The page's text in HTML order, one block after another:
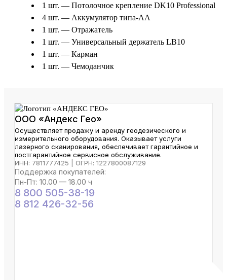
1 шт. — Потолочное крепление DK10 Professional
4 шт. — Аккумулятор типа-АА
1 шт. — Отражатель
1 шт. — Универсальный держатель LB10
1 шт. — Карман
1 шт. — Чемоданчик
ООО «Андекс Гео»
Осуществляет продажу и аренду геодезического и
измерительного оборудования. Оказывает услуги
лазерного сканирования, обеспечивает гарантийное и
постгарантийное сервисное обслуживание.
ИНН: 7811777425 | ОГРН: 1227800087129
Поддержка покупателей:
Пн-Пт: 10.00 — 18.00 ч
8 800 505-38-19
8 812 426-32-56